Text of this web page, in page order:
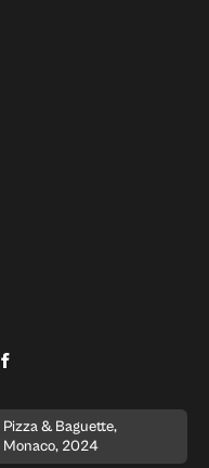
Pizza & Baguette,
Monaco, 2024